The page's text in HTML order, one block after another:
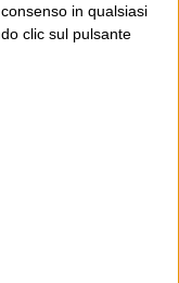
in qualsiasi
clic sul pulsante